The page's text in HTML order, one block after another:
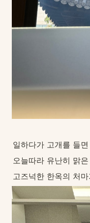
일하다가 고개를 들면
오늘따라 유난히 맑
고즈넉한 한옥의 처